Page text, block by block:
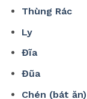
Thùng Rác
Ly
Đĩa
Đũa
Chén (bát ăn)